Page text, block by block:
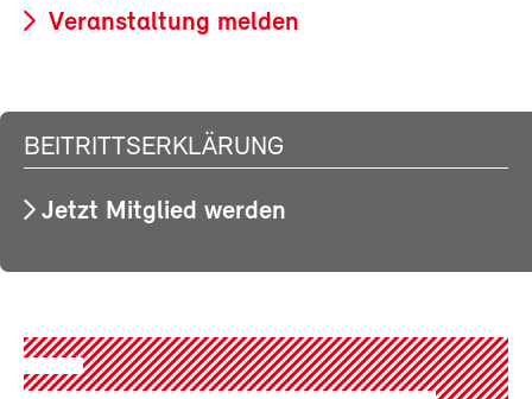
Veranstaltung melden
BEITRITTSERKLÄRUNG
Jetzt Mitglied werden